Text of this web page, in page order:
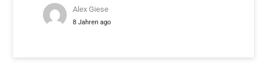
Alex Giese
8 Jahren ago